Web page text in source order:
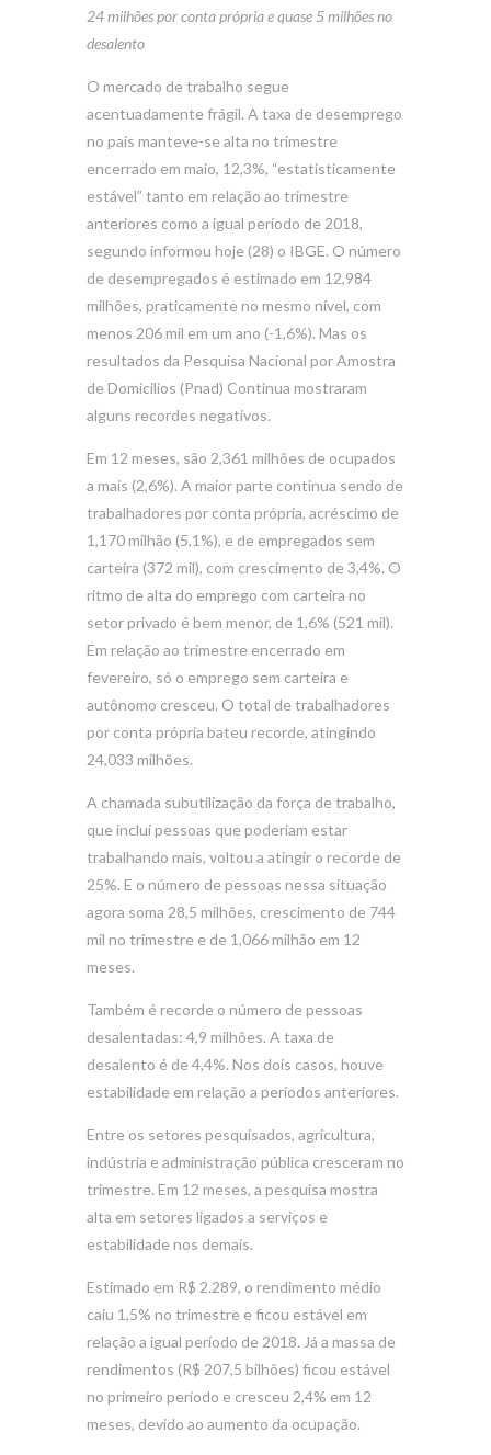
24 milhões por conta própria e quase 5 milhões no
desalento
O mercado de trabalho segue
acentuadamente frágil. A taxa de desemprego
no país manteve-se alta no trimestre
encerrado em maio, 12,3%, “estatisticamente
estável” tanto em relação ao trimestre
anteriores como a igual período de 2018,
segundo informou hoje (28) o IBGE. O número
de desempregados é estimado em 12,984
milhões, praticamente no mesmo nível, com
menos 206 mil em um ano (-1,6%). Mas os
resultados da Pesquisa Nacional por Amostra
de Domicílios (Pnad) Contínua mostraram
alguns recordes negativos.
Em 12 meses, são 2,361 milhões de ocupados
a mais (2,6%). A maior parte continua sendo de
trabalhadores por conta própria, acréscimo de
1,170 milhão (5,1%), e de empregados sem
carteira (372 mil), com crescimento de 3,4%. O
ritmo de alta do emprego com carteira no
setor privado é bem menor, de 1,6% (521 mil).
Em relação ao trimestre encerrado em
fevereiro, só o emprego sem carteira e
autônomo cresceu. O total de trabalhadores
por conta própria bateu recorde, atingindo
24,033 milhões.
A chamada subutilização da força de trabalho,
que inclui pessoas que poderiam estar
trabalhando mais, voltou a atingir o recorde de
25%. E o número de pessoas nessa situação
agora soma 28,5 milhões, crescimento de 744
mil no trimestre e de 1,066 milhão em 12
meses.
Também é recorde o número de pessoas
desalentadas: 4,9 milhões. A taxa de
desalento é de 4,4%. Nos dois casos, houve
estabilidade em relação a períodos anteriores.
Entre os setores pesquisados, agricultura,
indústria e administração pública cresceram no
trimestre. Em 12 meses, a pesquisa mostra
alta em setores ligados a serviços e
estabilidade nos demais.
Estimado em R$ 2.289, o rendimento médio
caiu 1,5% no trimestre e ficou estável em
relação a igual período de 2018. Já a massa de
rendimentos (R$ 207,5 bilhões) ficou estável
no primeiro período e cresceu 2,4% em 12
meses, devido ao aumento da ocupação.